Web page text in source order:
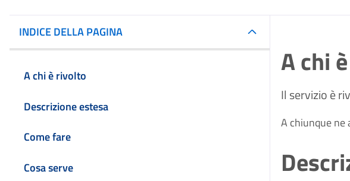
INDICE DELLA PAGINA
A chi è rivolto
Descrizione estesa
Come fare
Cosa serve
A chi
Il servizio è
A chiunque ne